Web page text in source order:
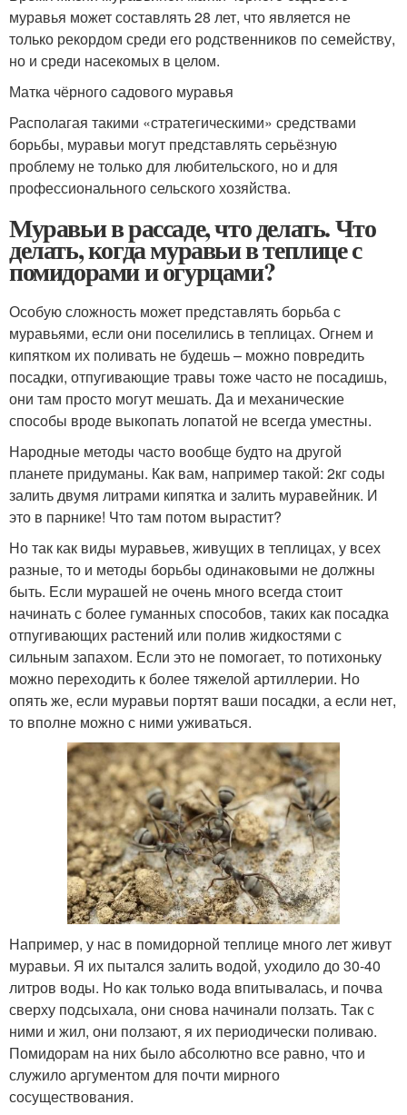
муравья может составлять 28 лет, что является не
только рекордом среди его родственников по семейству,
но и среди насекомых в целом.
Матка чёрного садового муравья
Располагая такими «стратегическими» средствами
борьбы, муравьи могут представлять серьёзную
проблему не только для любительского, но и для
профессионального сельского хозяйства.
Муравьи в рассаде, что делать. Что
делать, когда муравьи в теплице с
помидорами и огурцами?
Особую сложность может представлять борьба с
муравьями, если они поселились в теплицах. Огнем и
кипятком их поливать не будешь – можно повредить
посадки, отпугивающие травы тоже часто не посадишь,
они там просто могут мешать. Да и механические
способы вроде выкопать лопатой не всегда уместны.
Народные методы часто вообще будто на другой
планете придуманы. Как вам, например такой: 2кг соды
залить двумя литрами кипятка и залить муравейник. И
это в парнике! Что там потом вырастит?
Но так как виды муравьев, живущих в теплицах, у всех
разные, то и методы борьбы одинаковыми не должны
быть. Если мурашей не очень много всегда стоит
начинать с более гуманных способов, таких как посадка
отпугивающих растений или полив жидкостями с
сильным запахом. Если это не помогает, то потихоньку
можно переходить к более тяжелой артиллерии. Но
опять же, если муравьи портят ваши посадки, а если нет,
то вполне можно с ними уживаться.
Например, у нас в помидорной теплице много лет живут
муравьи. Я их пытался залить водой, уходило до 30-40
литров воды. Но как только вода впитывалась, и почва
сверху подсыхала, они снова начинали ползать. Так с
ними и жил, они ползают, я их периодически поливаю.
Помидорам на них было абсолютно все равно, что и
служило аргументом для почти мирного
сосуществования.